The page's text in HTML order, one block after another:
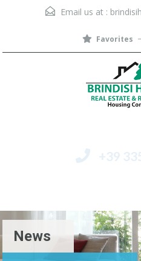
Email us at :
Favorites
+39
News